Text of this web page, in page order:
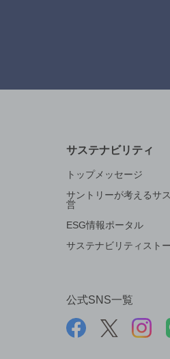
サステナビリティ
トップメッセージ
サントリーが考えるサ
営
ESG情報ポータル
サステナビリティスト
公式SNS一覧